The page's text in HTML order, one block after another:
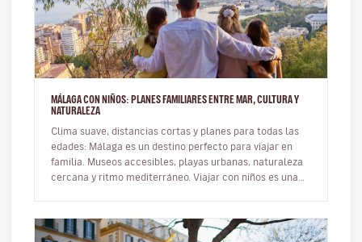
MÁLAGA CON NIÑOS: PLANES FAMILIARES ENTRE MAR, CULTURA Y
NATURALEZA
Clima suave, distancias cortas y planes para todas las
edades: Málaga es un destino perfecto para viajar en
familia. Museos accesibles, playas urbanas, naturaleza
cercana y ritmo mediterráneo. Viajar con niños es una